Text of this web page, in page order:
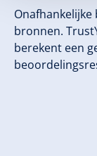
bronnen.
berekent een